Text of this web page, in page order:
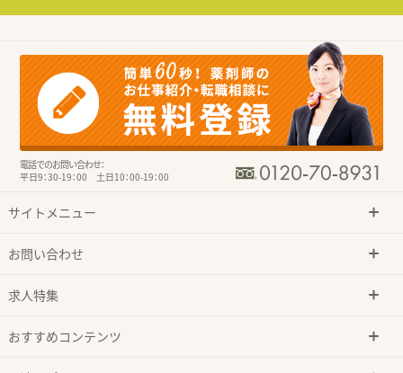
電話でのお問い合わせ：
平日9：30-19：00 土日10：00-19：00
サイトメニュー
お問い合わせ
求人特集
おすすめコンテンツ